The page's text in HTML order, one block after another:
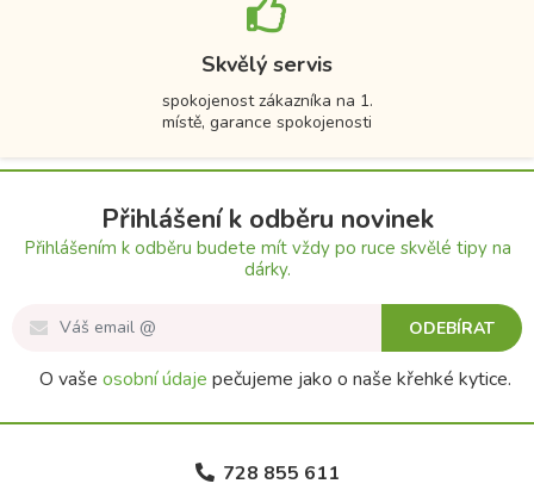
Skvělý servis
spokojenost zákazníka na 1.
místě, garance spokojenosti
Přihlášení k odběru novinek
Přihlášením k odběru budete mít vždy po ruce skvělé tipy na
dárky.
ODEBÍRAT
O vaše osobní údaje pečujeme jako o naše křehké kytice.
728 855 611